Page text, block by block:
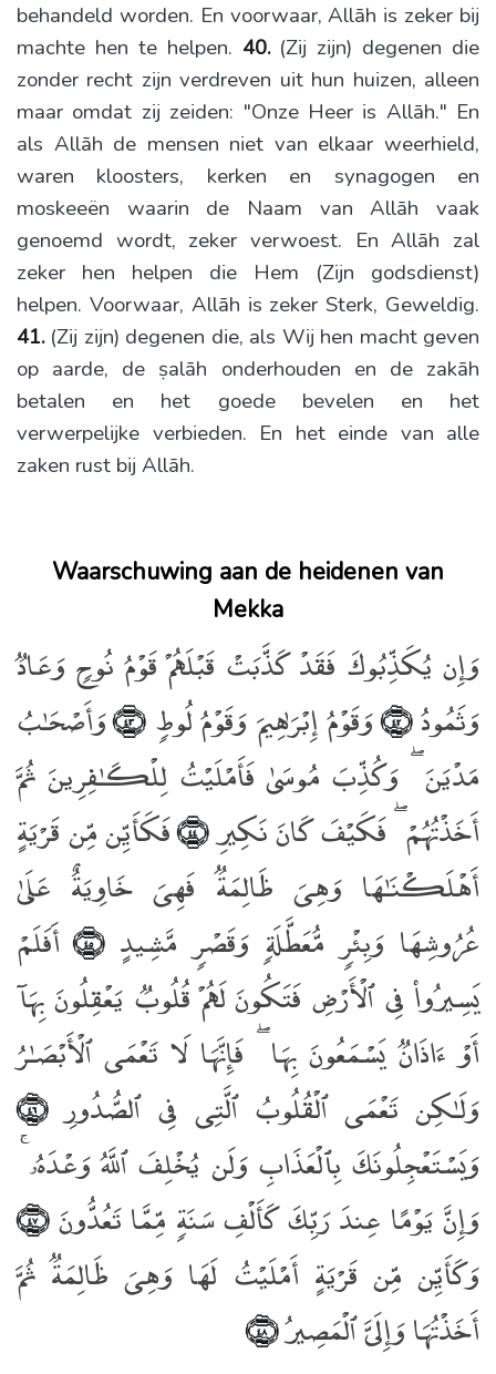
behandeld worden. En voorwaar, Allāh is zeker bij
machte hen te helpen. 40. (Zij zijn) degenen die
zonder recht zijn verdreven uit hun huizen, alleen
maar omdat zij zeiden: "Onze Heer is Allāh." En
als Allāh de mensen niet van elkaar weerhield,
waren kloosters, kerken en synagogen en
moskeeën waarin de Naam van Allāh vaak
genoemd wordt, zeker verwoest. En Allāh zal
zeker hen helpen die Hem (Zijn godsdienst)
helpen. Voorwaar, Allāh is zeker Sterk, Geweldig.
41. (Zij zijn) degenen die, als Wij hen macht geven
op aarde, de ṣalāh onderhouden en de zakāh
betalen en het goede bevelen en het
verwerpelijke verbieden. En het einde van alle
zaken rust bij Allāh.
Waarschuwing aan de heidenen van
Mekka
وَإِن يُكَذِّبُوكَ فَقَدْ كَذَّبَتْ قَبْلَهُمْ قَوْمُ نُوحٍۢ وَعَادٌۭ
وَثَمُودُ﴿٤٢﴾ وَقَوْمُ إِبْرَٰهِيمَ وَقَوْمُ لُوطٍۢ﴿٤٣﴾
وَأَصْحَـٰبُ
مَدْيَنَ ۖ وَكُذِّبَ مُوسَىٰ فَأَمْلَيْتُ لِلْكَـٰفِرِينَ ثُمَّ
أَخَذْتُهُمْ ۖ فَكَيْفَ كَانَ نَكِيرِ﴿٤٤﴾
فَكَأَيِّن مِّن قَرْيَةٍ
أَهْلَكْنَـٰهَا وَهِىَ ظَالِمَةٌۭ فَهِىَ خَاوِيَةٌ عَلَىٰ
عُرُوشِهَا وَبِئْرٍۢ مُّعَطَّلَةٍۢ وَقَصْرٍۢ مَّشِيدٍ﴿٤٥﴾
أَفَلَمْ
يَسِيرُوا۟ فِى ٱلْأَرْضِ فَتَكُونَ لَهُمْ قُلُوبٌۭ يَعْقِلُونَ بِهَآ
أَوْ ءَاذَانٌۭ يَسْمَعُونَ بِهَا ۖ فَإِنَّهَا لَا تَعْمَى ٱلْأَبْصَـٰرُ
وَلَـٰكِن تَعْمَى ٱلْقُلُوبُ ٱلَّتِى فِى ٱلصُّدُورِ﴿٤٦﴾
وَيَسْتَعْجِلُونَكَ بِٱلْعَذَابِ وَلَن يُخْلِفَ ٱللَّهُ وَعْدَهُۥ ۚ
وَإِنَّ يَوْمًا عِندَ رَبِّكَ كَأَلْفِ سَنَةٍۢ مِّمَّا تَعُدُّونَ﴿٤٧﴾
وَكَأَيِّن مِّن قَرْيَةٍ أَمْلَيْتُ لَهَا وَهِىَ ظَالِمَةٌۭ ثُمَّ
أَخَذْتُهَا وَإِلَىَّ ٱلْمَصِيرُ﴿٤٨﴾